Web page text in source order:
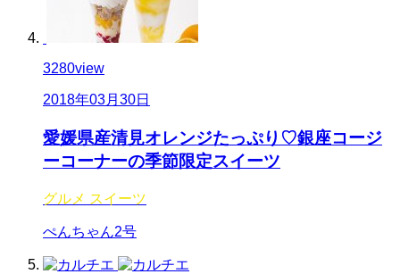
3280view
2018年03月30日
愛媛県産清見オレンジたっぷり♡銀座コージ
ーコーナーの季節限定スイーツ
グルメ スイーツ
ぺんちゃん2号